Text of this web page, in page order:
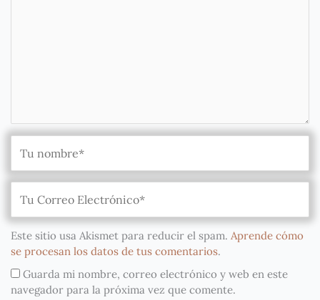
Este sitio usa Akismet para reducir el spam. Aprende cómo
se procesan los datos de tus comentarios.
Guarda mi nombre, correo electrónico y web en este
navegador para la próxima vez que comente.